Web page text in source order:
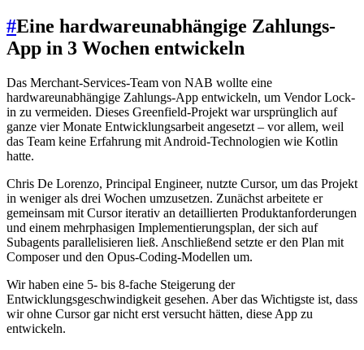
#Eine hardwareunabhängige Zahlungs-
App in 3 Wochen entwickeln
Das Merchant-Services-Team von NAB wollte eine
hardwareunabhängige Zahlungs-App entwickeln, um Vendor Lock-
in zu vermeiden. Dieses Greenfield-Projekt war ursprünglich auf
ganze vier Monate Entwicklungsarbeit angesetzt – vor allem, weil
das Team keine Erfahrung mit Android-Technologien wie Kotlin
hatte.
Chris De Lorenzo, Principal Engineer, nutzte Cursor, um das Projekt
in weniger als drei Wochen umzusetzen. Zunächst arbeitete er
gemeinsam mit Cursor iterativ an detaillierten Produktanforderungen
und einem mehrphasigen Implementierungsplan, der sich auf
Subagents parallelisieren ließ. Anschließend setzte er den Plan mit
Composer und den Opus-Coding-Modellen um.
Wir haben eine 5- bis 8-fache Steigerung der
Entwicklungsgeschwindigkeit gesehen. Aber das Wichtigste ist, dass
wir ohne Cursor gar nicht erst versucht hätten, diese App zu
entwickeln.